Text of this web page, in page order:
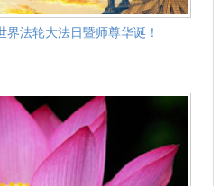
法轮大法日暨师尊华诞！